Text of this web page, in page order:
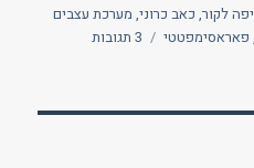
לקור, כאב כרוני, מערכת עצבים
, פאראסימפטטי 3 תגובות
על
קרות